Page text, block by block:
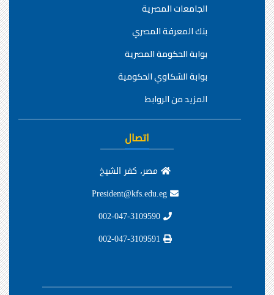
الجامعات المصرية
بنك المعرفة المصري
بوابة الحكومة المصرية
بوابة الشكاوي الحكومية
المزيد من الروابط
اتصال
مصر، كفر الشيخ